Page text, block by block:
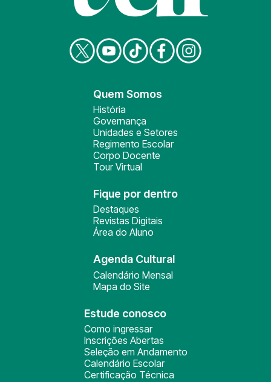
Quem Somos
História
Governança
Unidades e Setores
Regimento Escolar
Corpo Docente
Tour Virtual
Fique por dentro
Destaques
Revistas Digitais
Área do Aluno
Agenda Cultural
Calendário Mensal
Mapa do Site
Estude conosco
Como ingressar
Inscrições Abertas
Seleção em Andamento
Calendário Escolar
Certificação Técnica